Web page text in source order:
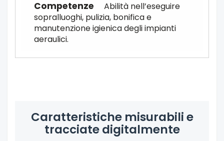
Abilità nell’eseguire
sopralluoghi, pulizia, bonifica e
manutenzione igienica degli impianti
aeraulici.
Caratteristiche misurabili e
tracciate digitalmente